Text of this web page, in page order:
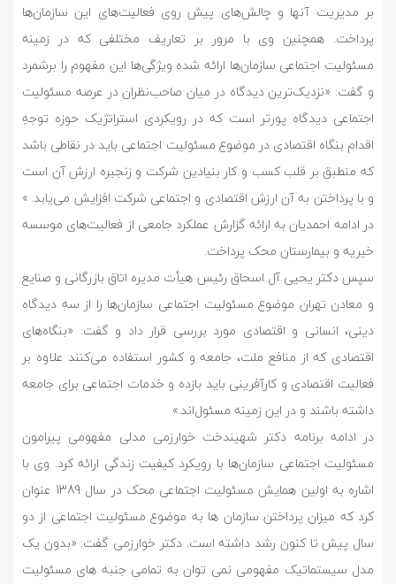
بر مدیریت آنها و چالش‌های پیش روی فعالیت‌های این سازمان‌ها
پرداخت. همچنین وی با مرور بر تعاریف مختلفی که در زمینه
مسئولیت اجتماعی سازمان‌ها ارائه شده ویژگی‌ها این مفهوم را برشمرد
و گفت: «نزدیک‌ترین دیدگاه در میان صاحب‌نظران در عرصه مسئولیت
اجتماعی دیدگاه پورتر است که در رویکردی استراتژیک حوزه توجهِ
اقدام بنگاه اقتصادی در موضوع مسئولیت اجتماعی باید در نقاطی باشد
که منطبق بر قلب کسب و کار بنیادین شرکت و زنجیره ارزش آن است
و با پرداختن به آن ارزش اقتصادی و اجتماعی شرکت افزایش می‌یابد. »
در ادامه احمدیان به ارائه گزارش عملکرد جامعی از فعالیت‌های موسسه
خیریه و بیمارستان محک پرداخت.
سپس دکتر یحیی آل اسحاق رئیس هیأت مدیره اتاق بازرگانی و صنایع
و معادن تهران موضوع مسئولیت اجتماعی سازمان‌ها را از سه دیدگاه
دینی، انسانی و اقتصادی مورد بررسی قرار داد و گفت: «بنگاه‌های
اقتصادی که از منافع ملت، جامعه و کشور استفاده می‌کنند علاوه بر
فعالیت اقتصادی و کارآفرینی باید بازده و خدمات اجتماعی برای جامعه
داشته باشند و در این زمینه مسئول‌اند.»
در ادامه برنامه دکتر شهیندخت خوارزمی مدلی مفهومی پیرامون
مسئولیت اجتماعی سازمان‌ها با رویکرد کیفیت زندگی ارائه کرد. وی با
اشاره به اولین همایش مسئولیت اجتماعی محک در سال 1389 عنوان
کرد که میزان پرداختن سازمان ها به موضوع مسئولیت اجتماعی از دو
سال پیش تا کنون رشد داشته است. دکتر خوارزمی گفت: «بدون یک
مدل سیستماتیک مفهومی نمی توان به تمامی جنبه های مسئولیت